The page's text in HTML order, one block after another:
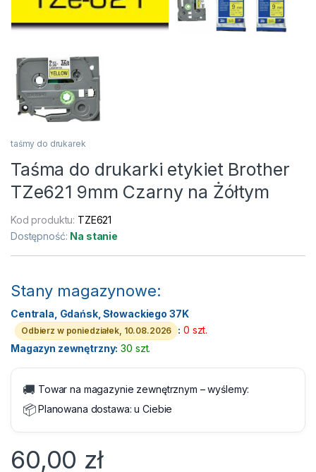
taśmy do drukarek
Taśma do drukarki etykiet Brother
TZe621 9mm Czarny na Żółtym
Kod produktu: TZE621
Dostępność: Na stanie
Stany magazynowe:
Centrala, Gdańsk, Słowackiego 37K
Odbierz w poniedziałek, 10.08.2026 : 0 szt.
Magazyn zewnętrzny: 30 szt.
🚚 Towar na magazynie zewnętrznym – wyślemy:
📦Planowana dostawa:u Ciebie
60,00 zł